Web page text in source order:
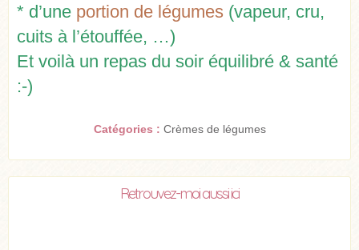
* d’une portion de légumes (vapeur, cru,
cuits à l’étouffée, …)
Et voilà un repas du soir équilibré & santé
:-)
Catégories : Crèmes de légumes
Retrouvez-moi aussi ici